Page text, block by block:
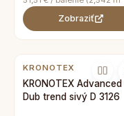
Zobraziť
KRONOTEX
KRONOTEX Advanced
Dub trend sivý D 3126